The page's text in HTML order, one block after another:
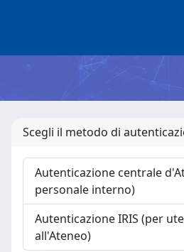
Scegli il metodo di
Autenticazione centrale
personale interno)
Autenticazione IRIS (per
all'Ateneo)